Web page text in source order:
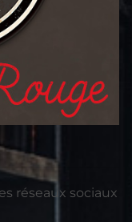
réseaux sociaux